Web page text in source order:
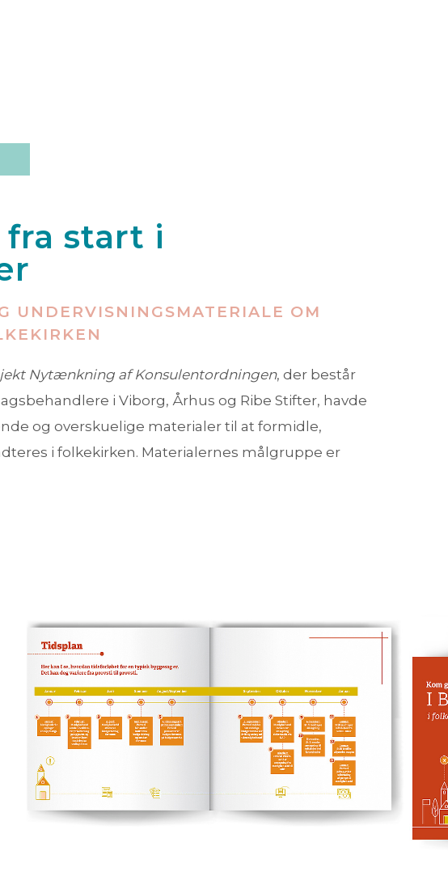
start i
UNDERVISNINGSMATERIALE OM
Nytænkning af Konsulentordningen, der består
i Viborg, Århus og Ribe Stifter, havde
og overskuelige materialer til at formidle,
i folkekirken. Materialernes målgruppe er